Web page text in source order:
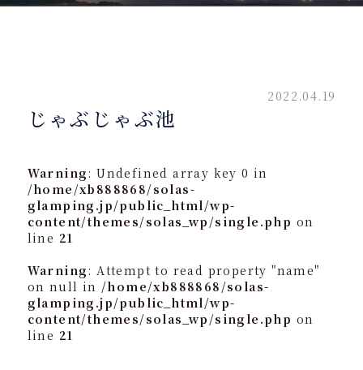
2022.04.19
じゃぶじゃぶ池
Warning: Undefined array key 0 in
/home/xb888868/solas-
glamping.jp/public_html/wp-
content/themes/solas_wp/single.php on
line 21
Warning: Attempt to read property "name"
on null in /home/xb888868/solas-
glamping.jp/public_html/wp-
content/themes/solas_wp/single.php on
line 21